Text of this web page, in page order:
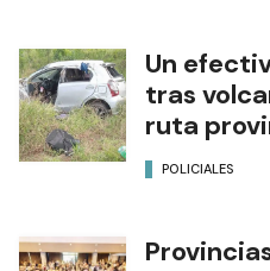
Un
tras
ruta
POLICIALES